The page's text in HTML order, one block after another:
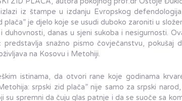
iz štampe u izdanju Evropskog
plača” je djelo koje se usudi duboko zaroniti u
danas u sjeni sukoba i nesigurnosti.
predstavlja snažno pismo čovječanstvu, pokušaj
na Kosovu i Metohiji.
istinama, da otvori rane koje godinama
srpski zid plača” nije samo za srpski
su spremni da čuju glas patnje i da se suoče sa